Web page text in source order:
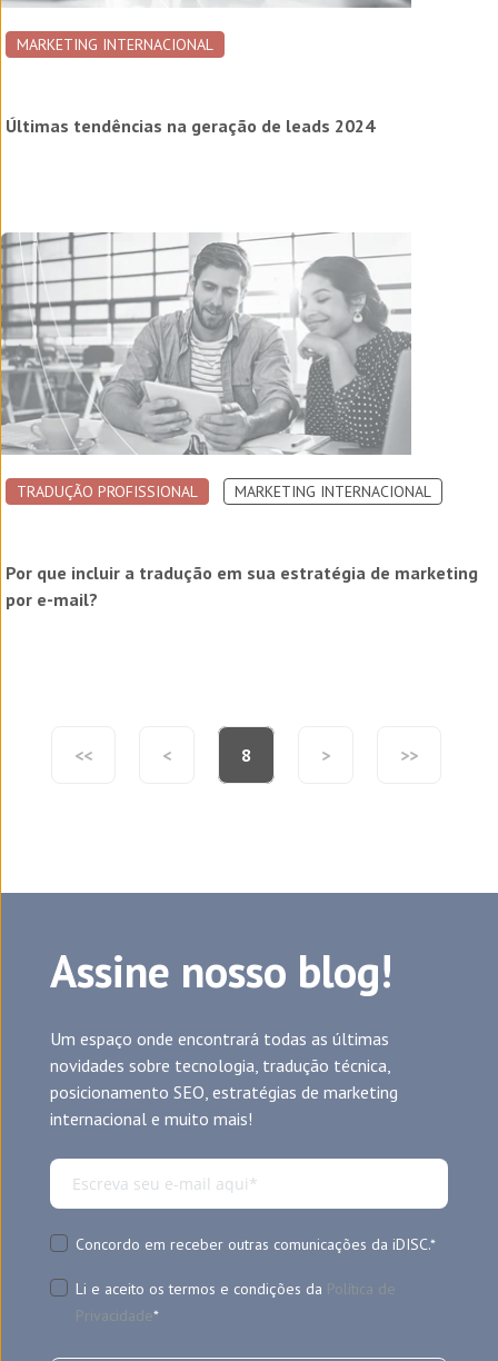
MARKETING INTERNACIONAL
Últimas tendências na geração de leads 2024
TRADUÇÃO PROFISSIONAL MARKETING INTERNACIONAL
Por que incluir a tradução em sua estratégia de marketing
por e-mail?
<< < 8 > >>
Assine nosso blog!
Um espaço onde encontrará todas as últimas
novidades sobre tecnologia, tradução técnica,
posicionamento SEO, estratégias de marketing
internacional e muito mais!
Concordo em receber outras comunicações da iDISC.*
Li e aceito os termos e condições da Política de
Privacidade*